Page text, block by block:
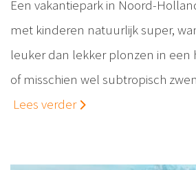
Een vakantiepark in Noord-
met kinderen natuurlijk super,
leuker dan lekker plonzen in een
of misschien wel subtropisch
Lees verder